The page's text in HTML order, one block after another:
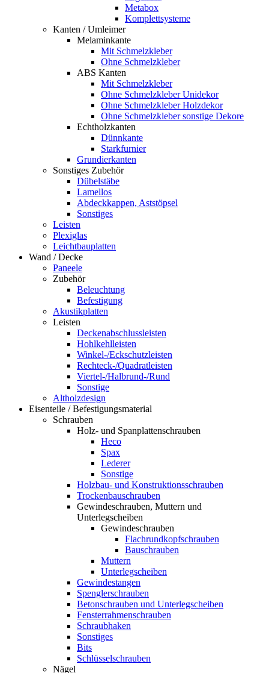
Metabox
Komplettsysteme
Kanten / Umleimer
Melaminkante
Mit Schmelzkleber
Ohne Schmelzkleber
ABS Kanten
Mit Schmelzkleber
Ohne Schmelzkleber Unidekor
Ohne Schmelzkleber Holzdekor
Ohne Schmelzkleber sonstige Dekore
Echtholzkanten
Dünnkante
Starkfurnier
Grundierkanten
Sonstiges Zubehör
Dübelstäbe
Lamellos
Abdeckkappen, Aststöpsel
Sonstiges
Leisten
Plexiglas
Leichtbauplatten
Wand / Decke
Paneele
Zubehör
Beleuchtung
Befestigung
Akustikplatten
Leisten
Deckenabschlussleisten
Hohlkehlleisten
Winkel-/Eckschutzleisten
Rechteck-/Quadratleisten
Viertel-/Halbrund-/Rund
Sonstige
Altholzdesign
Eisenteile / Befestigungsmaterial
Schrauben
Holz- und Spanplattenschrauben
Heco
Spax
Lederer
Sonstige
Holzbau- und Konstruktionsschrauben
Trockenbauschrauben
Gewindeschrauben, Muttern und
Unterlegscheiben
Gewindeschrauben
Flachrundkopfschrauben
Bauschrauben
Muttern
Unterlegscheiben
Gewindestangen
Spenglerschrauben
Betonschrauben und Unterlegscheiben
Fensterrahmenschrauben
Schraubhaken
Sonstiges
Bits
Schlüsselschrauben
Nägel